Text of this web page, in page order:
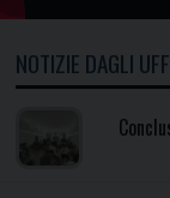
NOTIZIE DAGLI